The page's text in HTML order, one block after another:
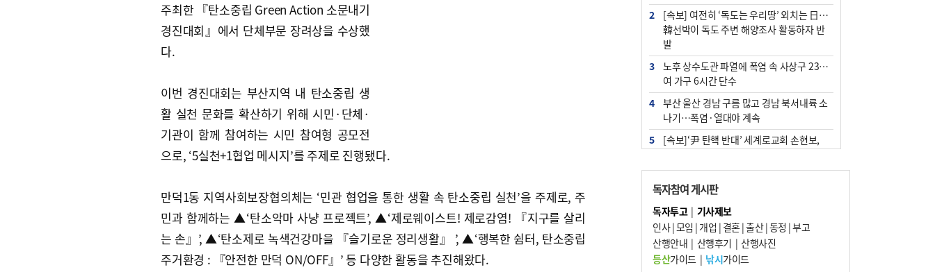
주최한 『탄소중립 Green Action 소문내기
경진대회』에서 단체부문 장려상을 수상했
다.
이번 경진대회는 부산지역 내 탄소중립 생
활 실천 문화를 확산하기 위해 시민·단체·
기관이 함께 참여하는 시민 참여형 공모전
으로, ‘5실천+1협업 메시지’를 주제로 진행됐다.
만덕1동 지역사회보장협의체는 ‘민관 협업을 통한 생활 속 탄소중립 실천’을 주제로, 주
민과 함께하는 ▲‘탄소악마 사냥 프로젝트’, ▲‘제로웨이스트! 제로감염! 『지구를 살리
는 손』’, ▲‘탄소제로 녹색건강마을 『슬기로운 정리생활』 ’, ▲‘행복한 쉼터, 탄소중립
주거환경 : 『안전한 만덕 ON/OFF』’ 등 다양한 활동을 추진해왔다.
2
[속보] 여전히 ‘독도는 우리땅’ 외치는 日…
韓선박이 독도 주변 해양조사 활동하자 반
발
3
노후 상수도관 파열에 폭염 속 사상구 2300
여 가구 6시간 단수
4
부산 울산 경남 구름 많고 경남 북서내륙 소
나기…폭염·열대야 계속
5
[속보]‘尹 탄핵 반대’ 세계로교회 손현보,
군사기밀 유출자 색출 지시
7
부산 주유소 휘발유 평균가 ℓ당 1849원…
전주보다 3원 ↓
8
[속보] ‘심판 성접대’ 논란 축구협회 공식 사
과…“현재는 부적절 행위 없어”
독자참여 게시판
독자투고| 기사제보
인사|모임 | 개업 | 결혼|출산|동정 |부고
산행안내 | 산행후기 | 산행사진
등산가이드| 낚시가이드